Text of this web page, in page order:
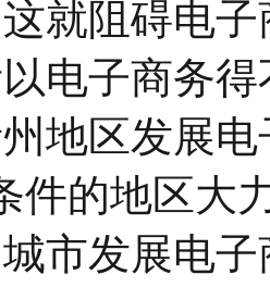
就阻碍电
电子商务
地区发展
件的地区大
市发展电